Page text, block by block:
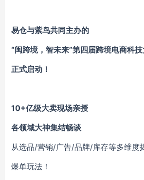
易仓与紫鸟共同主办的
“闽跨境，智未来”第四届跨境电商科
正式启动！
10+亿级大卖现场亲授
各领域大神集结畅谈
从选品/营销/广告/品牌/库存等多维度
爆单玩法！